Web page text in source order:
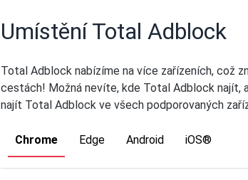
Umístění Total Adblock
Total Adblock nabízíme na více zařízeních, což
cestách! Možná nevíte, kde Total Adblock najít,
najít Total Adblock ve všech podporovaných
Chrome Edge Android iOS®